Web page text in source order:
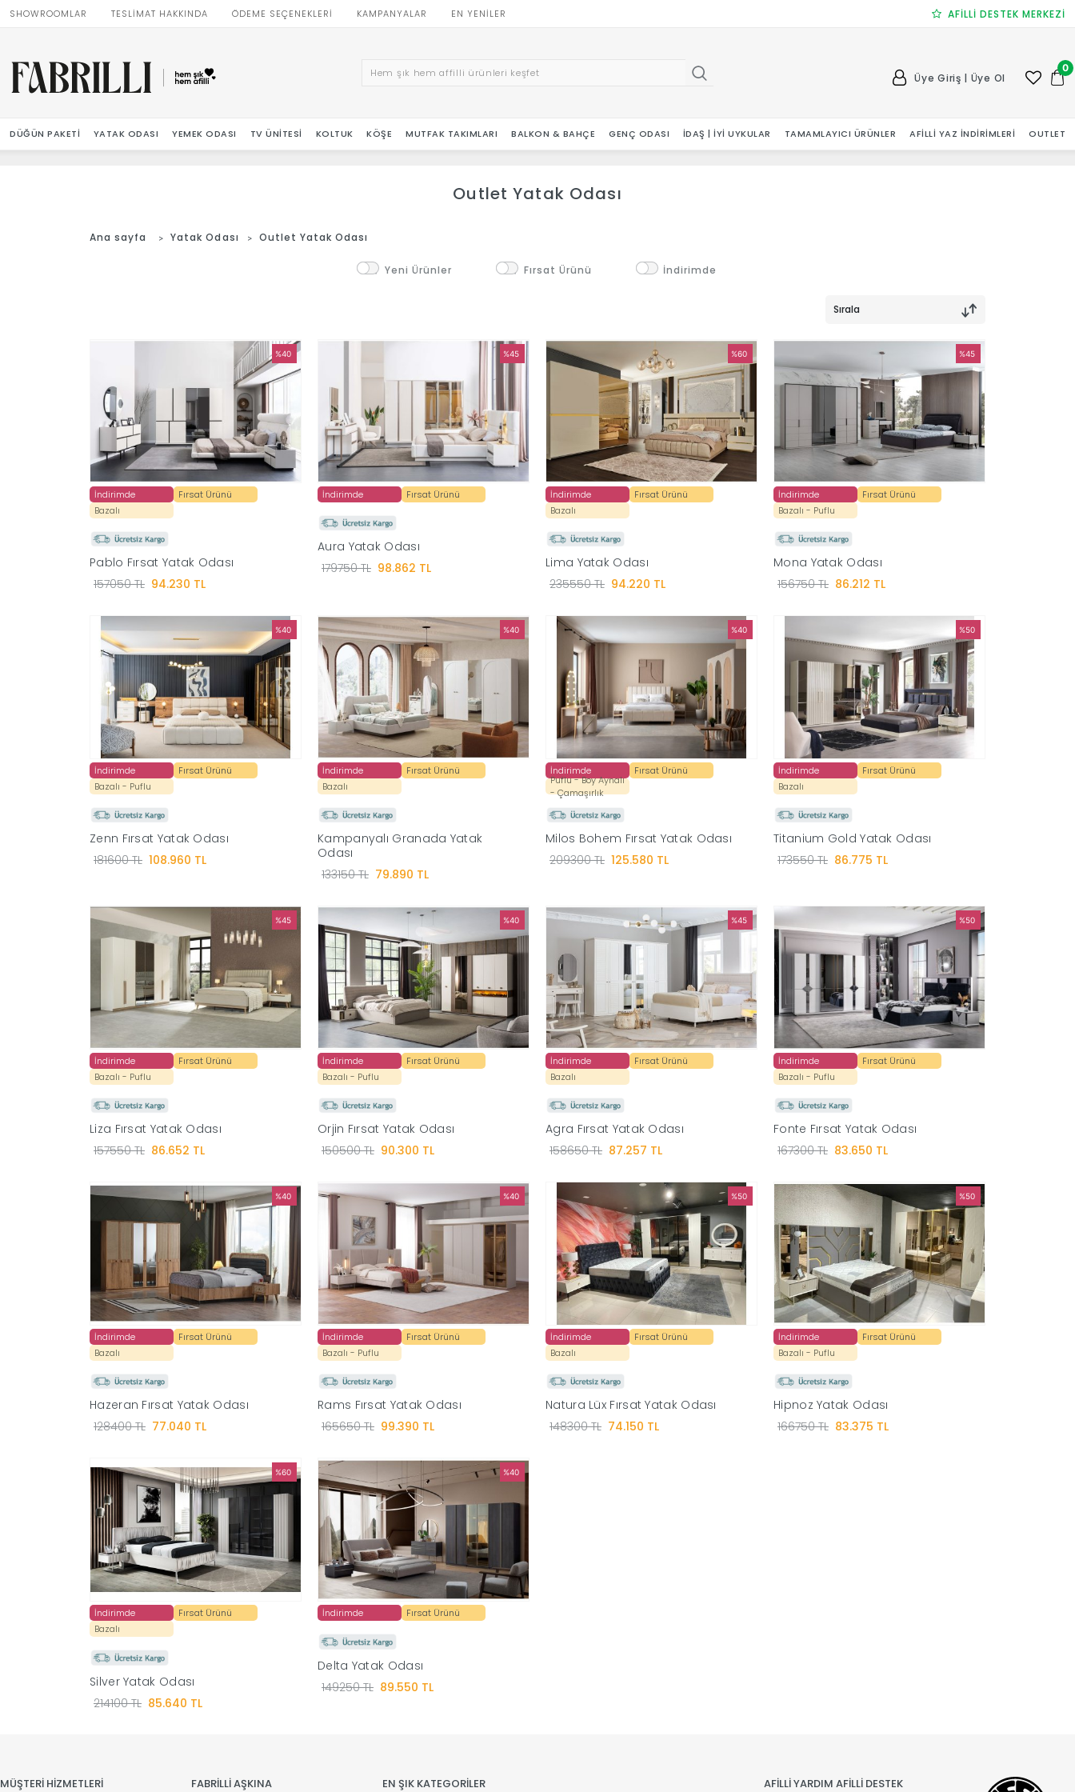
SHOWROOMLAR TESLİMAT HAKKINDA ÖDEME SEÇENEKLERİ KAMPANYALAR EN YENILER AFİLLİ DESTEK MERKEZİ
Üye Giriş | Üye Ol
0
DÜĞÜN PAKETI YATAK ODASI YEMEK ODASI TV ÜNITESI KOLTUK KÖŞE MUTFAK TAKIMLARI BALKON & BAHÇE GENÇ ODASI İDAŞ | İYI UYKULAR TAMAMLAYICI ÜRÜNLER AFILLI YAZ İNDIRIMLERI OUTLET
Outlet Yatak Odası
Ana sayfa Yatak Odası Outlet Yatak Odası
Yeni Ürünler Fırsat Ürünü İndirimde
Sırala
%40
İndirimde
Fırsat Ürünü
Bazalı
Pablo Fırsat Yatak Odası
157050 TL 94.230 TL
%45
İndirimde Fırsat Ürünü
Aura Yatak Odası
179750 TL 98.862 TL
%60
İndirimde
Fırsat Ürünü
Bazalı
Lima Yatak Odası
235550 TL 94.220 TL
%45
İndirimde
Fırsat Ürünü
Bazalı - Puflu
Mona Yatak Odası
156750 TL 86.212 TL
%40
İndirimde
Fırsat Ürünü
Bazalı - Puflu
Zenn Fırsat Yatak Odası
181600 TL 108.960 TL
%40
İndirimde
Fırsat Ürünü
Bazalı
Kampanyalı Granada Yatak
Odası
133150 TL 79.890 TL
%40
İndirimde Fırsat Ürünü
Puflu - Boy Aynalı
- Çamaşırlık
Milos Bohem Fırsat Yatak Odası
209300 TL 125.580 TL
%50
İndirimde
Fırsat Ürünü
Bazalı
Titanium Gold Yatak Odası
173550 TL 86.775 TL
%45
İndirimde
Fırsat Ürünü
Bazalı - Puflu
Liza Fırsat Yatak Odası
157550 TL 86.652 TL
%40
İndirimde
Fırsat Ürünü
Bazalı - Puflu
Orjin Fırsat Yatak Odası
150500 TL 90.300 TL
%45
İndirimde
Fırsat Ürünü
Bazalı
Agra Fırsat Yatak Odası
158650 TL 87.257 TL
%50
İndirimde
Fırsat Ürünü
Bazalı - Puflu
Fonte Fırsat Yatak Odası
167300 TL 83.650 TL
%40
İndirimde
Fırsat Ürünü
Bazalı
Hazeran Fırsat Yatak Odası
128400 TL 77.040 TL
%40
İndirimde
Fırsat Ürünü
Bazalı - Puflu
Rams Fırsat Yatak Odası
165650 TL 99.390 TL
%50
İndirimde
Fırsat Ürünü
Bazalı
Natura Lüx Fırsat Yatak Odası
148300 TL 74.150 TL
%50
İndirimde
Fırsat Ürünü
Bazalı - Puflu
Hipnoz Yatak Odası
166750 TL 83.375 TL
%60
İndirimde
Fırsat Ürünü
Bazalı
Silver Yatak Odası
214100 TL 85.640 TL
%40
İndirimde Fırsat Ürünü
Delta Yatak Odası
149250 TL 89.550 TL
MÜŞTERİ HİZMETLERİ FABRİLLİ AŞKINA EN ŞIK KATEGORİLER AFİLLİ YARDIM AFİLLİ DESTEK